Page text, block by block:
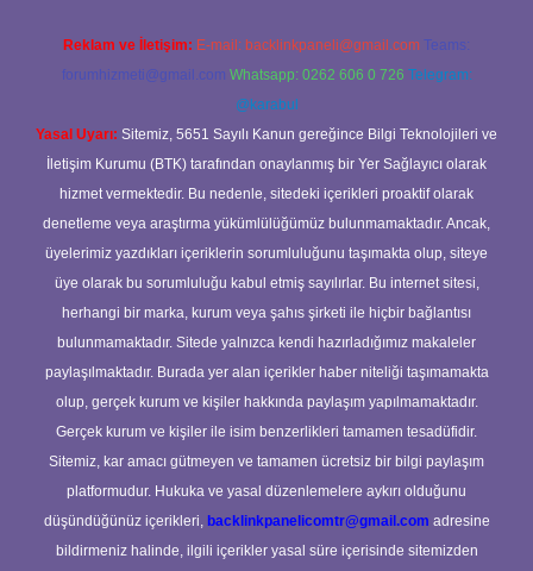
Reklam ve İletişim: E-mail: backlinkpaneli@gmail.com Teams:
forumhizmeti@gmail.com Whatsapp: 0262 606 0 726 Telegram:
@karabul
Yasal Uyarı: Sitemiz, 5651 Sayılı Kanun gereğince Bilgi Teknolojileri ve
İletişim Kurumu (BTK) tarafından onaylanmış bir Yer Sağlayıcı olarak
hizmet vermektedir. Bu nedenle, sitedeki içerikleri proaktif olarak
denetleme veya araştırma yükümlülüğümüz bulunmamaktadır. Ancak,
üyelerimiz yazdıkları içeriklerin sorumluluğunu taşımakta olup, siteye
üye olarak bu sorumluluğu kabul etmiş sayılırlar. Bu internet sitesi,
herhangi bir marka, kurum veya şahıs şirketi ile hiçbir bağlantısı
bulunmamaktadır. Sitede yalnızca kendi hazırladığımız makaleler
paylaşılmaktadır. Burada yer alan içerikler haber niteliği taşımamakta
olup, gerçek kurum ve kişiler hakkında paylaşım yapılmamaktadır.
Gerçek kurum ve kişiler ile isim benzerlikleri tamamen tesadüfidir.
Sitemiz, kar amacı gütmeyen ve tamamen ücretsiz bir bilgi paylaşım
platformudur. Hukuka ve yasal düzenlemelere aykırı olduğunu
düşündüğünüz içerikleri, backlinkpanelicomtr@gmail.com adresine
bildirmeniz halinde, ilgili içerikler yasal süre içerisinde sitemizden